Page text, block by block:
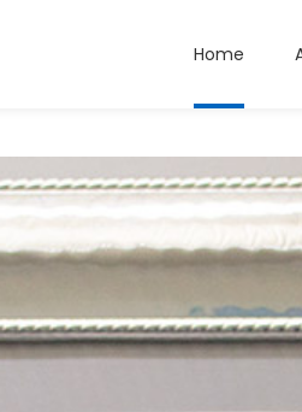
Home